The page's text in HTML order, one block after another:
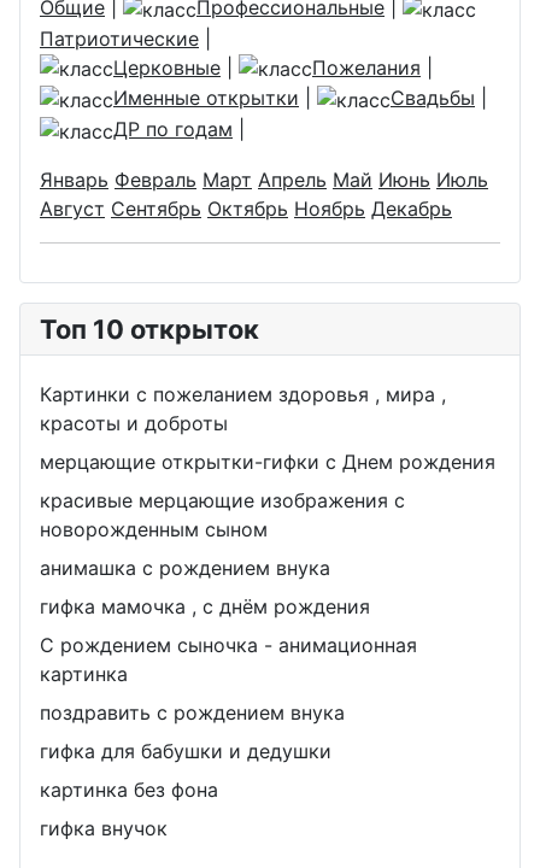
Общие
Профессиональные
Патриотические
Церковные
Пожелания
Именные открытки
Свадьбы
ДР по годам
Январь Февраль Март Апрель Май Июнь Июль
Август Сентябрь Октябрь Ноябрь Декабрь
Топ 10 открыток
Картинки с пожеланием здоровья , мира ,
красоты и доброты
мерцающие открытки-гифки с Днем рождения
красивые мерцающие изображения с
новорожденным сыном
анимашка с рождением внука
гифка мамочка , с днём рождения
С рождением сыночка - анимационная
картинка
поздравить с рождением внука
гифка для бабушки и дедушки
картинка без фона
гифка внучок